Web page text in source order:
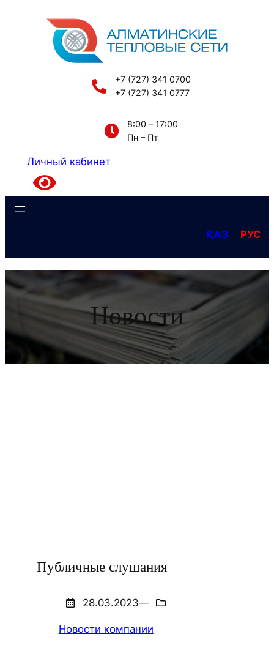
содержимому
+7 (727) 341 0700
+7 (727) 341 0777
8:00 – 17:00
Пн – Пт
Личный кабинет
ҚАЗ РУС
Новости
Публичные слушания
28.03.2023—
Новости компании